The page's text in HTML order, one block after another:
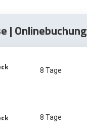
| Onlinebuchung
8 Tage
8 Tage